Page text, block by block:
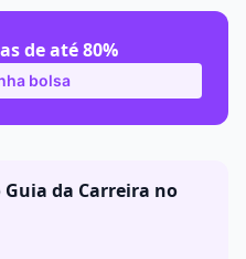
de até 80%
bolsa
da Carreira no